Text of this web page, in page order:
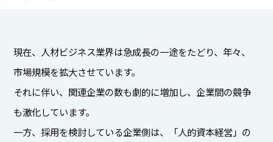
現在、人材ビジネス業界は急成長の一途をたどり、年々、
市場規模を拡大させています。
それに伴い、関連企業の数も劇的に増加し、企業間の競争
も激化しています。
一方、採用を検討している企業側は、「人的資本経営」の